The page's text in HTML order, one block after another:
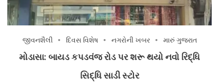
જીવનશૈલી દિવસ વિશેષ નગરોની ખબર મારું ગુજરાત
મોડાસા: બાયડ કપડવંજ રોડ પર શરૂ થયો નવો રિદ્ધિ
સિદ્ધિ સાડી સ્ટોર